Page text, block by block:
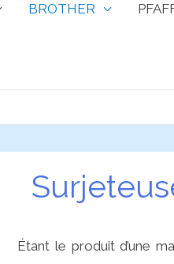
BROTHER
Étant le produit d’une